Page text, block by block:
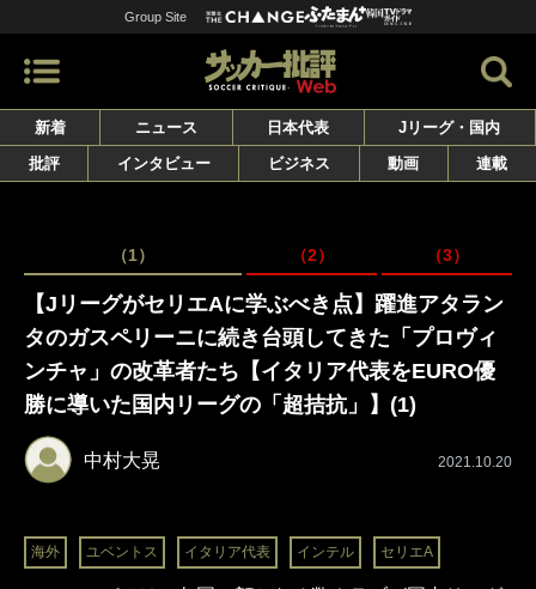
Group Site
新着 ニュース 日本代表
Jリーグ・国内
批評
インタビュー ビジネス 動画 連載
（1） （2） （3）
【JリーグがセリエAに学ぶべき点】躍進アタラン
タのガスペリーニに続き台頭してきた「プロヴィ
ンチャ」の改革者たち【イタリア代表をEURO優
勝に導いた国内リーグの「超拮抗」】(1)
中村大晃 2021.10.20
海外 ユベントス イタリア代表 インテル セリエA